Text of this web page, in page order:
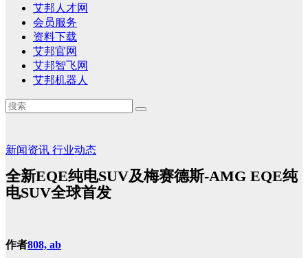
艾邦人才网
会员服务
资料下载
艾邦官网
艾邦智飞网
艾邦机器人
新闻资讯 行业动态
全新EQE纯电SUV及梅赛德斯-AMG EQE纯
电SUV全球首发
作者808, ab